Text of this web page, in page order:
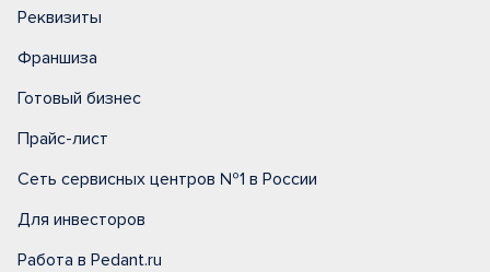
Реквизиты
Франшиза
Готовый бизнес
Прайс-лист
Сеть сервисных центров №1 в России
Для инвесторов
Работа в Pedant.ru